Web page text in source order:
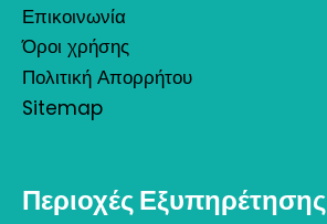
Επικοινωνία
Όροι χρήσης
Πολιτική Απορρήτου
Sitemap
Περιοχές Εξυπηρέτησης